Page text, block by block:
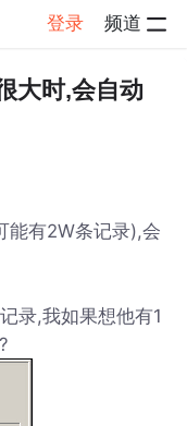
登录 频道
大时,会自动
能有2W条记录),会
录,我如果想他有1